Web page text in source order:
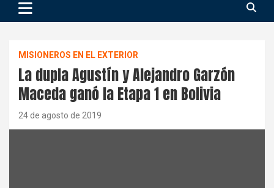
MISIONEROS EN EL EXTERIOR
La dupla Agustín y Alejandro Garzón
Maceda ganó la Etapa 1 en Bolivia
24 de agosto de 2019